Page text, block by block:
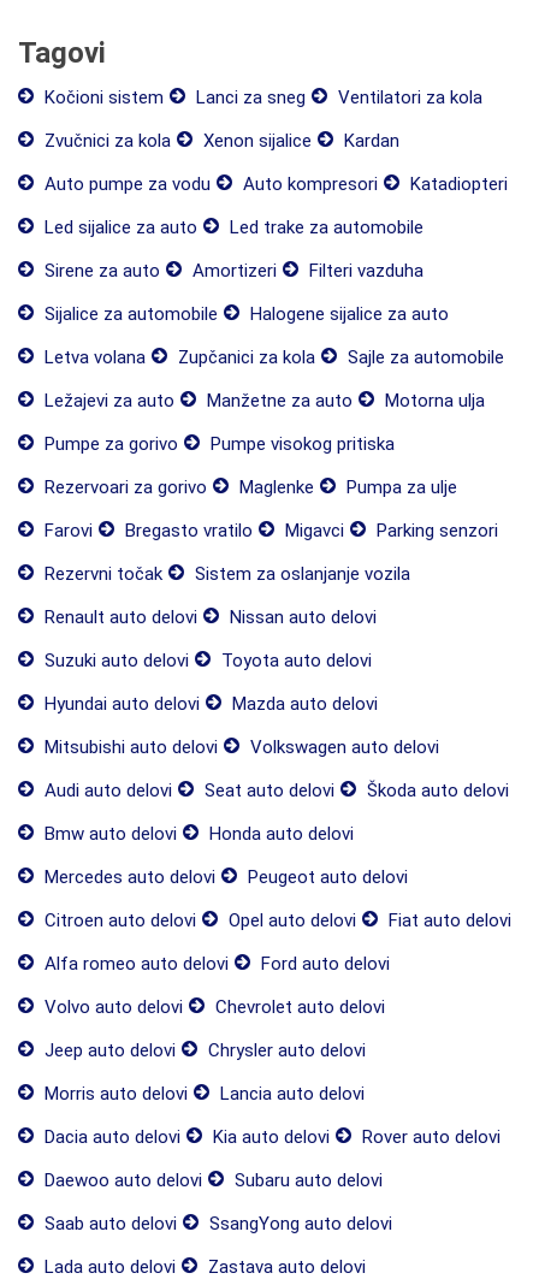
Tagovi
Kočioni sistem Lanci za sneg
Ventilatori za kola
Zvučnici za kola
Xenon sijalice
Kardan
Auto pumpe za vodu
Auto kompresori
Katadiopteri
Led sijalice za auto
Led trake za automobile
Sirene za auto
Amortizeri
Filteri vazduha
Sijalice za automobile
Halogene sijalice za auto
Letva volana
Zupčanici za kola
Sajle za automobile
Ležajevi za auto
Manžetne za auto
Motorna ulja
Pumpe za gorivo
Pumpe visokog pritiska
Rezervoari za gorivo
Maglenke
Pumpa za ulje
Farovi
Bregasto vratilo Migavci
Parking senzori
Rezervni točak
Sistem za oslanjanje vozila
Renault auto delovi
Nissan auto delovi
Suzuki auto delovi
Toyota auto delovi
Hyundai auto delovi
Mazda auto delovi
Mitsubishi auto delovi
Volkswagen auto delovi
Audi auto delovi
Seat auto delovi
Škoda auto delovi
Bmw auto delovi
Honda auto delovi
Mercedes auto delovi
Peugeot auto delovi
Citroen auto delovi
Opel auto delovi
Fiat auto delovi
Alfa romeo auto delovi
Ford auto delovi
Volvo auto delovi
Chevrolet auto delovi
Jeep auto delovi
Chrysler auto delovi
Morris auto delovi
Lancia auto delovi
Dacia auto delovi
Kia auto delovi
Rover auto delovi
Daewoo auto delovi
Subaru auto delovi
Saab auto delovi
SsangYong auto delovi
Lada auto delovi
Zastava auto delovi